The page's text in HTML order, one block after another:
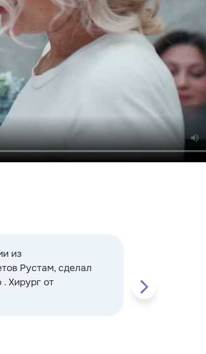
из
Рустам, сделал
Хирург от